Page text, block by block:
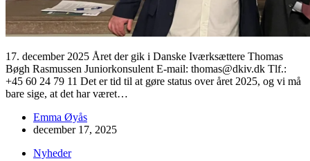
17. december 2025 Året der gik i Danske Iværksættere Thomas
Bøgh Rasmussen Juniorkonsulent E-mail: thomas@dkiv.dk Tlf.:
+45 60 24 79 11 Det er tid til at gøre status over året 2025, og vi må
bare sige, at det har været…
Emma Øyås
december 17, 2025
Nyheder